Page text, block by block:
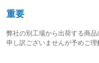
重要
弊社の別工場から出荷する商
申し訳ございませんが予めご理